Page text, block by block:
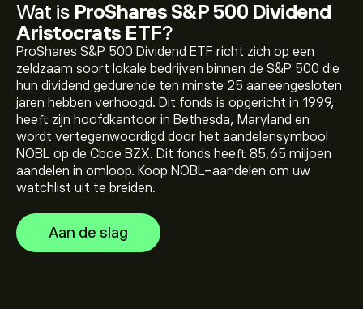
Wat is ProShares S&P 500 Dividend
Aristocrats ETF?
ProShares S&P 500 Dividend ETF richt zich op een
zeldzaam soort lokale bedrijven binnen de S&P 500 die
hun dividend gedurende ten minste 25 aaneengesloten
jaren hebben verhoogd. Dit fonds is opgericht in 1999,
heeft zijn hoofdkantoor in Bethesda, Maryland en
wordt vertegenwoordigd door het aandelensymbool
NOBL op de Cboe BZX. Dit fonds heeft 85,65 miljoen
aandelen in omloop. Koop NOBL-aandelen om uw
watchlist uit te breiden.
Aan de slag
De huidige prijs van NOBL is 58.42‎$‎
De recordhoogte van ProShares S&P 500 Dividend
Aristocrats ETF is 58.95‎$‎
Selecteer het "1D" of "1W" tijdsbestek op de eToro
te zien van ProShares S&P 500 Dividend Aristocrats
ETF. De prijs van ProShares S&P 500 Dividend
Aristocrats ETF lag het afgelopen jaar tussen 6.83‎$‎
Als je NOBL wilt kopen, ga je naar de pagina "ProShares